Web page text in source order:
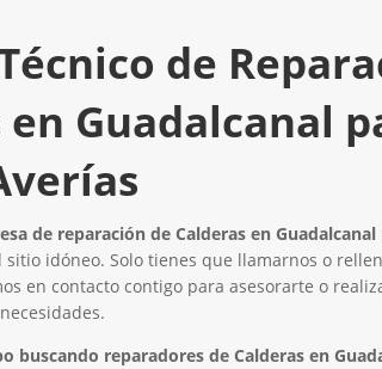
de
en Guadalcanal
de reparación de Calderas en Guadalcanal
sitio idóneo. Solo tienes que llamarnos o
en contacto contigo para asesorarte o
buscando reparadores de Calderas en